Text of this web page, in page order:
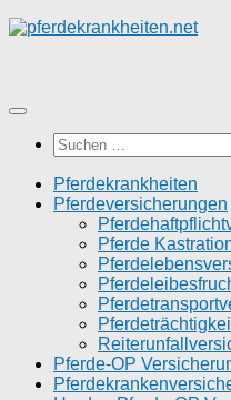
Zum
Suchen
nach:
Pferdekrankheiten
Pferdeversicherungen
Pferde
Pferde-OP